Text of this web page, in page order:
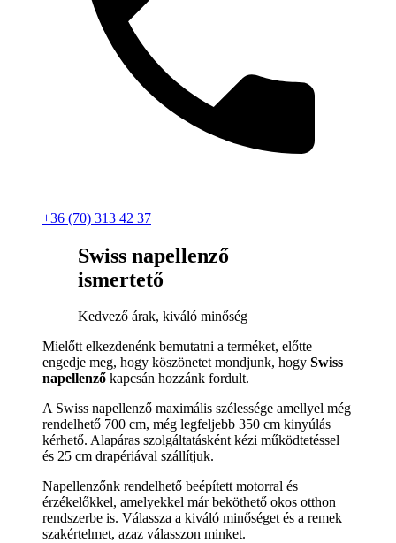
+36 (70) 313 42 37
Swiss napellenző
ismertető
Kedvező árak, kiváló minőség
Mielőtt elkezdenénk bemutatni a terméket, előtte
engedje meg, hogy köszönetet mondjunk, hogy Swiss
napellenző kapcsán hozzánk fordult.
A Swiss napellenző maximális szélessége amellyel még
rendelhető 700 cm, még legfeljebb 350 cm kinyúlás
kérhető. Alapáras szolgáltatásként kézi működtetéssel
és 25 cm drapériával szállítjuk.
Napellenzőnk rendelhető beépített motorral és
érzékelőkkel, amelyekkel már beköthető okos otthon
rendszerbe is. Válassza a kiváló minőséget és a remek
szakértelmet, azaz válasszon minket.